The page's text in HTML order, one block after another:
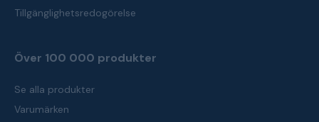
Tillgänglighetsredogörelse
Över 100 000 produkter
Se alla produkter
Varumärken